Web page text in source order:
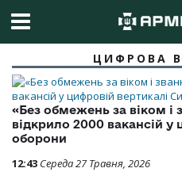
ЦИФРОВА
«Без обмежень за віком
відкрило 2000 вакансій у
оборони
12:43 Середа 27 Травня, 2026